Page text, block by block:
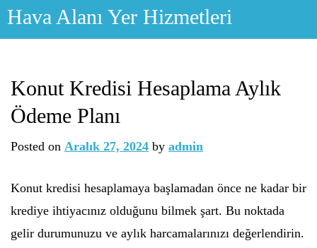
Skip
Hava Alanı Yer Hizmetleri
Konut Kredisi Hesaplama Aylık
Ödeme Planı
Posted on Aralık 27, 2024 by admin
Konut kredisi hesaplamaya başlamadan önce ne kadar bir
krediye ihtiyacınız olduğunu bilmek şart. Bu noktada
gelir durumunuzu ve aylık harcamalarınızı değerlendirin.